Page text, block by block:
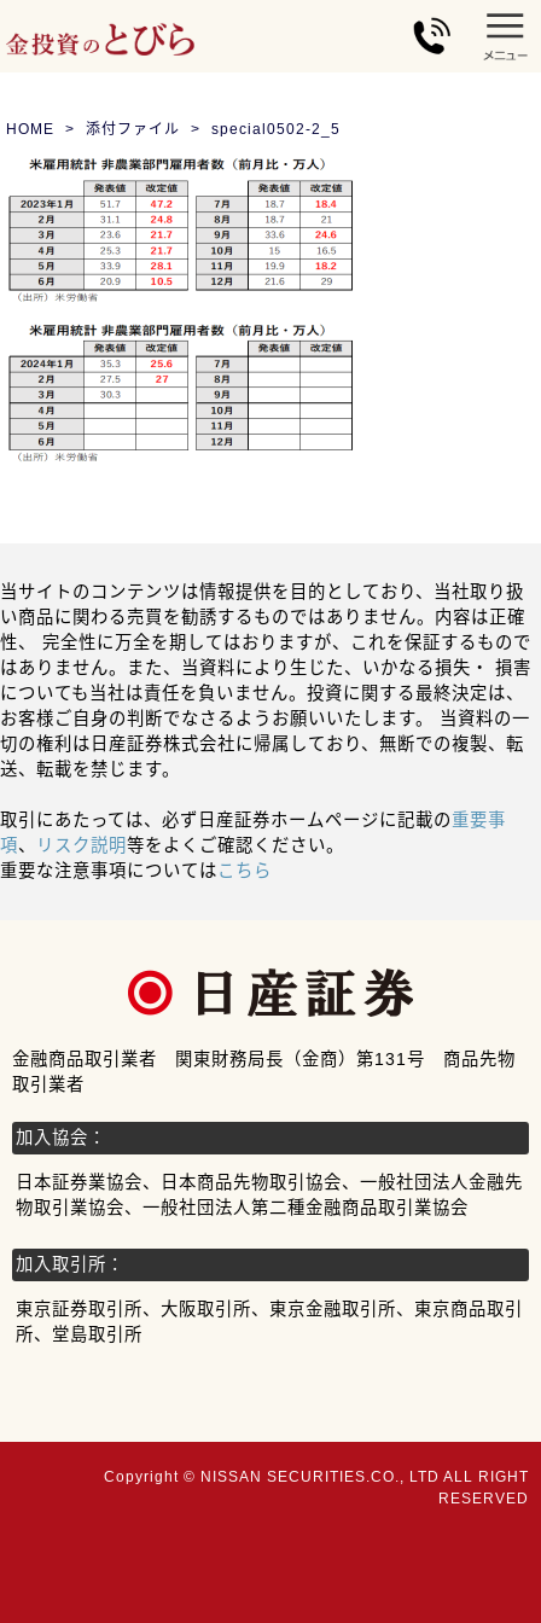
HOME 添付ファイル special0502-2_5
当サイトのコンテンツは情報提供を目的としており、当社取り扱
い商品に関わる売買を勧誘するものではありません。内容は正確
性、 完全性に万全を期してはおりますが、これを保証するもので
はありません。また、当資料により生じた、いかなる損失・ 損害
についても当社は責任を負いません。投資に関する最終決定は、
お客様ご自身の判断でなさるようお願いいたします。 当資料の一
切の権利は日産証券株式会社に帰属しており、無断での複製、転
送、転載を禁じます。
取引にあたっては、必ず日産証券ホームページに記載の重要事
項、 リスク説明等をよくご確認ください。
重要な注意事項についてはこちら
金融商品取引業者 関東財務局長（金商）第131号 商品先物
取引業者
加入協会：
日本証券業協会、日本商品先物取引協会、一般社団法人金融先
物取引業協会、一般社団法人第二種金融商品取引業協会
加入取引所：
東京証券取引所、大阪取引所、東京金融取引所、東京商品取引
所、堂島取引所
Copyright © NISSAN SECURITIES.CO., LTD ALL RIGHT
RESERVED